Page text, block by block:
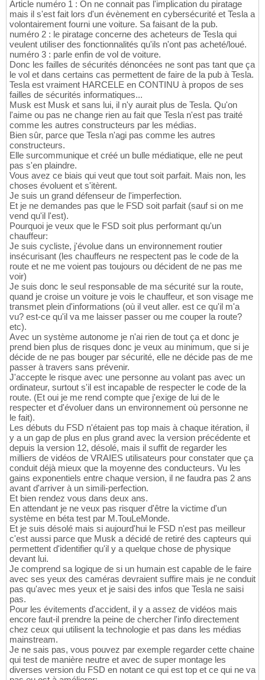
Article numéro 1 : On ne connait pas l'implication du piratage
mais il s'est fait lors d'un évènement en cybersécurité et Tesla a
volontairement fourni une voiture. Sa faisant de la pub.
numéro 2 : le piratage concerne des acheteurs de Tesla qui
veulent utiliser des fonctionnalités qu'ils n'ont pas acheté/loué.
numéro 3 : parle enfin de vol de voiture.
Donc les failles de sécurités dénoncées ne sont pas tant que ça
le vol et dans certains cas permettent de faire de la pub à Tesla.
Tesla est vraiment HARCELE en CONTINU à propos de ses
failles de sécurités informatiques...
Musk est Musk et sans lui, il n'y aurait plus de Tesla. Qu'on
l'aime ou pas ne change rien au fait que Tesla n'est pas traité
comme les autres constructeurs par les médias.
Bien sûr, parce que Tesla n'agi pas comme les autres
constructeurs.
Elle surcommunique et créé un bulle médiatique, elle ne peut
pas s'en plaindre.
Vous avez ce biais qui veut que tout soit parfait. Mais non, les
choses évoluent et s'itèrent.
Je suis un grand défenseur de l'imperfection.
Et je ne demandes pas que le FSD soit parfait (sauf si on me
vend qu'il l'est).
Pourquoi je veux que le FSD soit plus performant qu'un
chauffeur:
Je suis cycliste, j'évolue dans un environnement routier
insécurisant (les chauffeurs ne respectent pas le code de la
route et ne me voient pas toujours ou décident de ne pas me
voir)
Je suis donc le seul responsable de ma sécurité sur la route,
quand je croise un voiture je vois le chauffeur, et son visage me
transmet plein d'informations (où il veut aller. est ce qu'il m'a
vu? est-ce qu'il va me laisser passer ou me couper la route?
etc).
Avec un système autonome je n'ai rien de tout ça et donc je
prend bien plus de risques donc je veux au minimum, que si je
décide de ne pas bouger par sécurité, elle ne décide pas de me
passer à travers sans prévenir.
J'accepte le risque avec une personne au volant pas avec un
ordinateur, surtout s'il est incapable de respecter le code de la
route. (Et oui je me rend compte que j'exige de lui de le
respecter et d'évoluer dans un environnement où personne ne
le fait).
Les débuts du FSD n'étaient pas top mais à chaque itération, il
y a un gap de plus en plus grand avec la version précédente et
depuis la version 12, désolé, mais il suffit de regarder les
milliers de vidéos de VRAIES utilisateurs pour constater que ça
conduit déjà mieux que la moyenne des conducteurs. Vu les
gains exponentiels entre chaque version, il ne faudra pas 2 ans
avant d'arriver à un simili-perfection.
Et bien rendez vous dans deux ans.
En attendant je ne veux pas risquer d'être la victime d'un
système en béta test par M.TouLeMonde.
Et je suis désolé mais si aujourd'hui le FSD n'est pas meilleur
c'est aussi parce que Musk a décidé de retiré des capteurs qui
permettent d'identifier qu'il y a quelque chose de physique
devant lui.
Je comprend sa logique de si un humain est capable de le faire
avec ses yeux des caméras devraient suffire mais je ne conduit
pas qu'avec mes yeux et je saisi des infos que Tesla ne saisi
pas.
Pour les évitements d'accident, il y a assez de vidéos mais
encore faut-il prendre la peine de chercher l'info directement
chez ceux qui utilisent la technologie et pas dans les médias
mainstream.
Je ne sais pas, vous pouvez par exemple regarder cette chaine
qui test de manière neutre et avec de super montage les
diverses version du FSD en notant ce qui est top et ce qui ne va